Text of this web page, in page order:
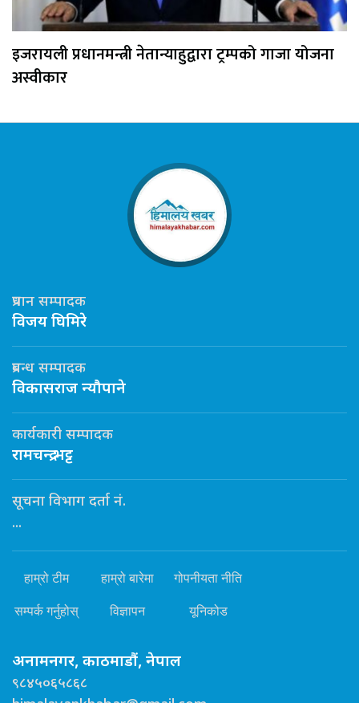
इजरायली प्रधानमन्त्री नेतान्याहुद्वारा ट्रम्पको गाजा योजना
अस्वीकार
प्रधान सम्पादक
विजय घिमिरे
प्रबन्ध सम्पादक
विकासराज न्यौपाने
कार्यकारी सम्पादक
रामचन्द्र भट्ट
सूचना विभाग दर्ता नं.
...
हाम्रो टीम हाम्रो बारेमा गोपनीयता नीति
सम्पर्क गर्नुहोस् विज्ञापन यूनिकोड
अनामनगर, काठमाडौं, नेपाल
९८४५०६५८६८